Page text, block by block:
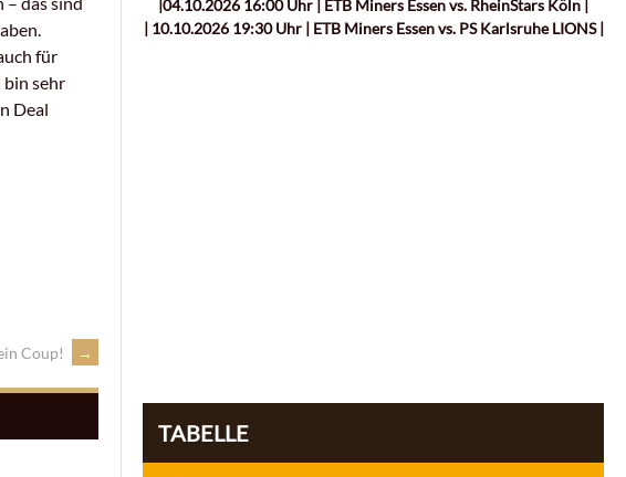
für
bin sehr
Deal
Coup! →
|04.10.2026 16:00 Uhr | ETB Miners Essen vs. RheinStars Köln |
| 10.10.2026 19:30 Uhr | ETB Miners Essen vs. PS Karlsruhe LIONS |
TABELLE